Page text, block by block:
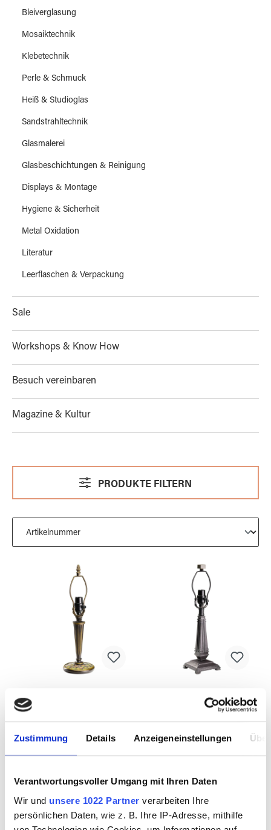
Zustimmung Details Anzeigeneinstellungen
Verantwortungsvoller Umgang mit Ihren Daten
Wir und unsere 1022 Partner verarbeiten Ihre
persönlichen Daten, wie z. B. Ihre IP-Adresse, mithilfe
Bleiverglasung
Mosaiktechnik
Klebetechnik
Perle & Schmuck
Heiß & Studioglas
Sandstrahltechnik
Glasmalerei
Glasbeschichtungen & Reinigung
Displays & Montage
Hygiene & Sicherheit
Metal Oxidation
Literatur
Leerflaschen & Verpackung
Sale
Workshops & Know How
Besuch vereinbaren
Magazine & Kultur
PRODUKTE FILTERN
Lampenfuß 43cm
Mississippi River
Glass 21685
Lampenfuß 50cm